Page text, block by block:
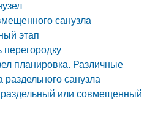
санузла
этап
перегородку
планировка. Различные
санузла
или совмещенный